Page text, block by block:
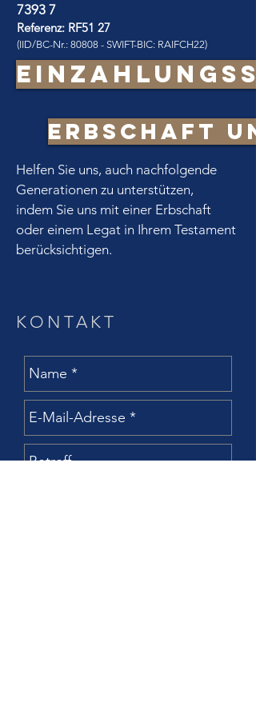
7393 7
Referenz: RF51 27
(IID/BC-Nr.: 80808 - SWIFT-BIC: RAIFCH22)
ERBSCHAFT
Helfen Sie uns, auch nachfolgende
Generationen zu unterstützen,
indem Sie uns mit einer Erbschaft
oder einem Legat in Ihrem Testament
berücksichtigen.
KONTAKT